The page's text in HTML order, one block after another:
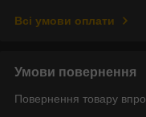
Всі умови оплати
Умови повернення
Повернення товару